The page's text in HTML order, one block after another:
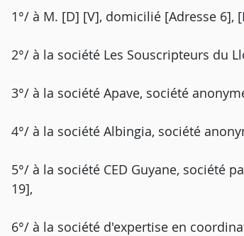
1°/ à M. [D] [V], domicilié [Adresse 6],
2°/ à la société Les Souscripteurs du
3°/ à la société Apave, société
4°/ à la société Albingia, société
5°/ à la société CED Guyane, société
19],
6°/ à la société d'expertise en